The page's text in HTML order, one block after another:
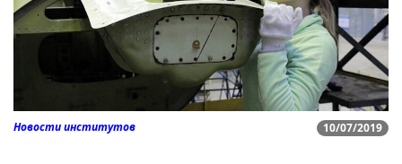
10/07/2019
Новости институтов